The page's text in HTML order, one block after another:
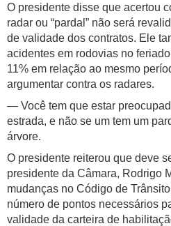
O presidente disse que acertou
radar ou “pardal” não será
de validade dos contratos. Ele
acidentes em rodovias no
11% em relação ao mesmo
argumentar contra os radares.
— Você tem que estar
estrada, e não se um tem um
árvore.
O presidente reiterou que deve
presidente da Câmara, Rodrigo
mudanças no Código de
número de pontos necessários
validade da carteira de